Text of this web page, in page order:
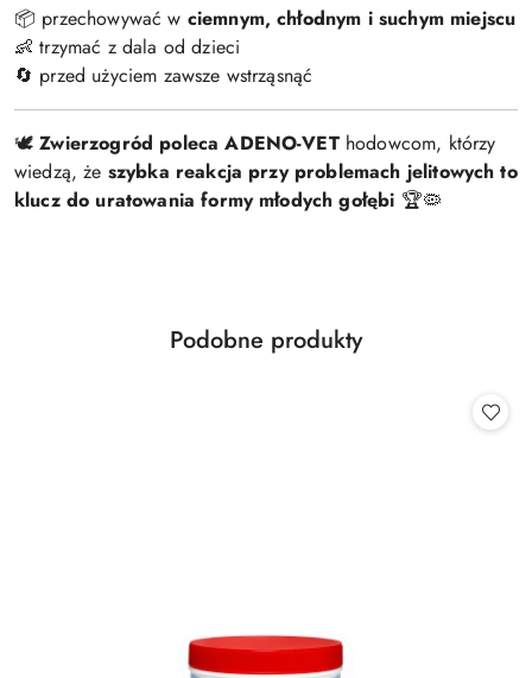
📦 przechowywać w ciemnym, chłodnym i suchym miejscu
👶 trzymać z dala od dzieci
🔄 przed użyciem zawsze wstrząsnąć
🕊️Zwierzogród poleca ADENO-VEThodowcom, którzy
wiedzą, że szybka reakcja przy problemach jelitowych to
klucz do uratowania formy młodych gołębi 🏆🦠
Pomiń karuzelę produktów
Produkty
Podobne produkty